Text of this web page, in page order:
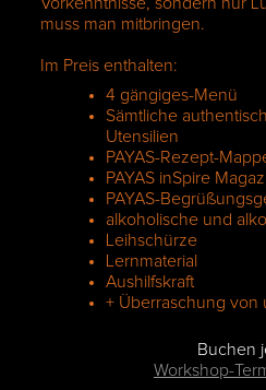
Vorkenntnisse, sondern nur
muss man mitbringen.
Im Preis enthalten:
4 gängiges-Menü
Sämtliche
Utensilien
PAYAS-Rezept-
PAYAS inSpire
PAYAS-
alkoholische und
Leihschürze
Lernmaterial
Aushilfskraft
+ Überraschung von
Buchen
Workshop-